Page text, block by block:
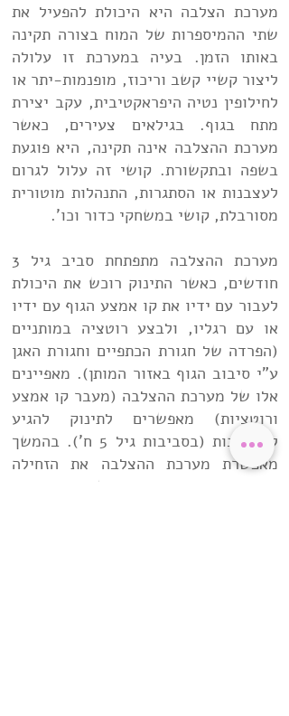
מערכת הצלבה היא היכולת להפעיל את
שתי ההמיספרות של המוח בצורה תקינה
באותו הזמן. בעיה במערכת זו עלולה
ליצור קשיי קשב וריכוז, מופנמות-יתר או
לחילופין נטיה היפראקטיבית, עקב יצירת
מתח בגוף. בגילאים צעירים, כאשר
מערכת ההצלבה אינה תקינה, היא פוגעת
בשפה ובתקשורת. קושי זה עלול לגרום
לעצבנות או הסתגרות, התנהלות מוטורית
מסורבלת, קושי במשחקי כדור וכו'.
מערכת ההצלבה מתפתחת סביב גיל 3
חודשים, כאשר התינוק רוכש את היכולת
לעבור עם ידיו את קו אמצע הגוף עם ידיו
או עם רגליו, ולבצע רוטציה במותניים
(הפרדה של חגורת הכתפיים וחגורת האגן
ע"י סיבוב הגוף באזור המותן). מאפיינים
אלו של מערכת ההצלבה (מעבר קו אמצע
ורוטציות) מאפשרים לתינוק להגיע
ל התהפכות
(בסביבות גיל 5 ח'). בהמשך
מאפשרת מערכת ההצלבה את הזחילה
התקינה באמצעות הפעלה של האלכסונים